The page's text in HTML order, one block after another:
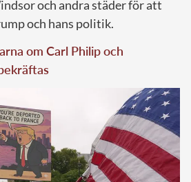
och andra städer för att
och hans politik.
om Carl Philip och